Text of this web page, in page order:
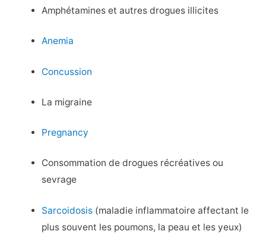
Amphétamines et autres drogues illicites
Anemia
Concussion
La migraine
Pregnancy
Consommation de drogues récréatives ou
sevrage
Sarcoidosis (maladie inflammatoire affectant le
plus souvent les poumons, la peau et les yeux)